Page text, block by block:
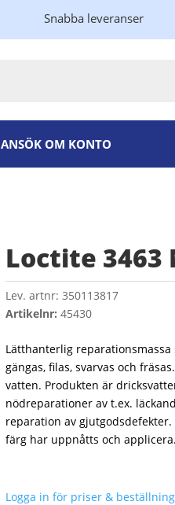
Snabba leveranser
ANSÖK OM KONTO
Loctite 3463
Lev. artnr: 350113817
Artikelnr: 45430
Lätthanterlig
gängas, filas, svarvas och
vatten. Produkten är
nödreparationer av t.ex.
reparation av
färg har uppnåtts och applicera.
Logga in för priser &